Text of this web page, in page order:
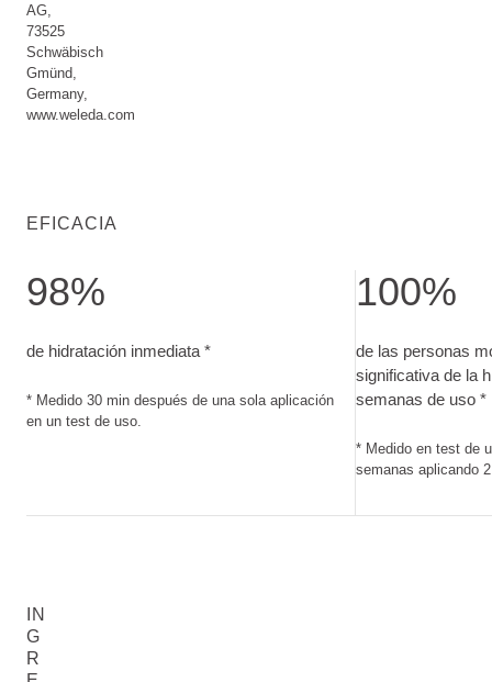
AG,
73525
Schwäbisch
Gmünd,
Germany,
www.weleda.com
EFICACIA
98%
de hidratación inmediata *
* Medido 30 min después de una sola aplicación
en un test de uso.
100%
de las personas
significativa de la
semanas de uso *
* Medido en test de
semanas aplicando
IN
G
R